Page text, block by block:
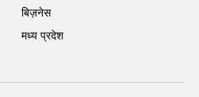
बिज़नेस
मध्य प्रदेश